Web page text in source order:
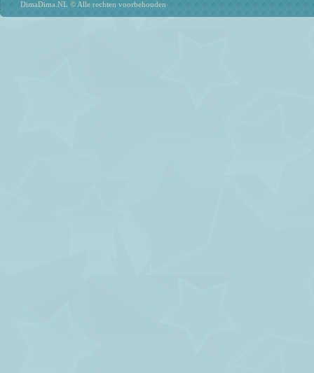
DimaDima.NL © Alle rechten voorbehouden